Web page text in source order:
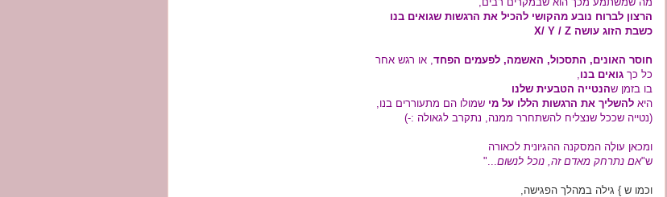
הרצון לברוח נובע מהקושי להכיל את הרגשות שגואים בנו
כשבת הזוג עושה X/ Y / Z
חוסר האונים, התסכול, האשמה, לפעמים הפחד, או רגש אחר
כל כך גואים בנו,
בו בזמן שהנטייה הטבעית שלנו
היא להשליך את הרגשות הללו על מי שמולו הם מתעוררים בנו,
(נטייה שככל שנצליח להשתחרר ממנה, נתקרב לגאולה :-)
ומכאן עולָה המסקנה ההגיונית לכאורה
ש"אם נתרחק מאדם זה, נוכל לנשום..."
וכמו ש } גילה במהלך הפגישה,